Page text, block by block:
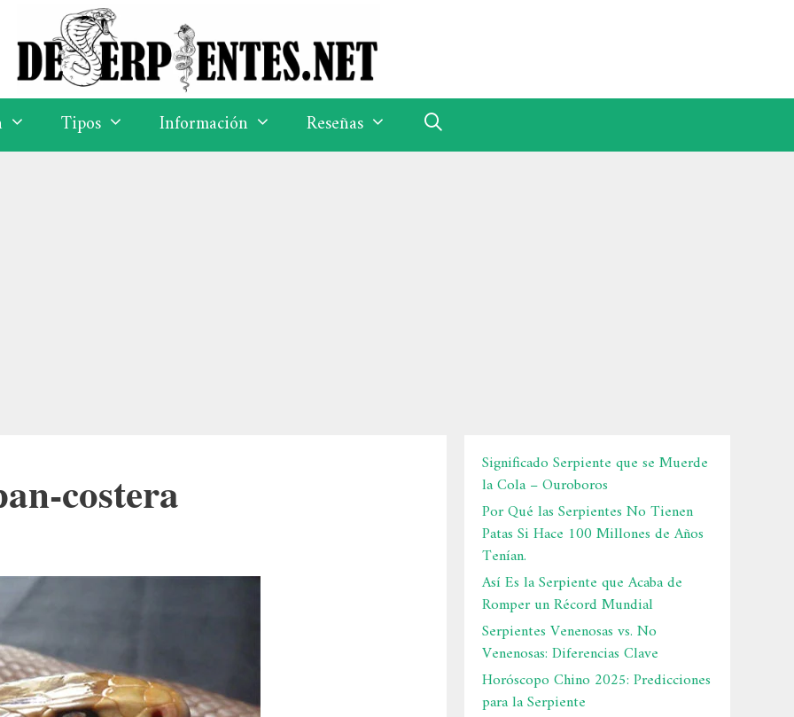
Tipos Información Reseñas
costera
Significado Serpiente que se Muerde
la Cola – Ouroboros
Por Qué las Serpientes No Tienen
Patas Si Hace 100 Millones de Años
Tenían.
Así Es la Serpiente que Acaba de
Romper un Récord Mundial
Serpientes Venenosas vs. No
Venenosas: Diferencias Clave
Horóscopo Chino 2025: Predicciones
para la Serpiente